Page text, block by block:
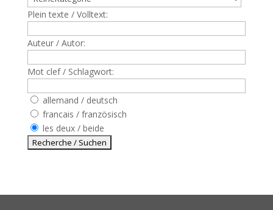
Plein texte / Volltext:
Auteur / Autor:
Mot clef / Schlagwort:
allemand / deutsch
francais / französisch
les deux / beide